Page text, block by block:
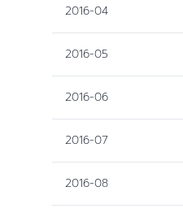
2016-04
2016-05
2016-06
2016-07
2016-08